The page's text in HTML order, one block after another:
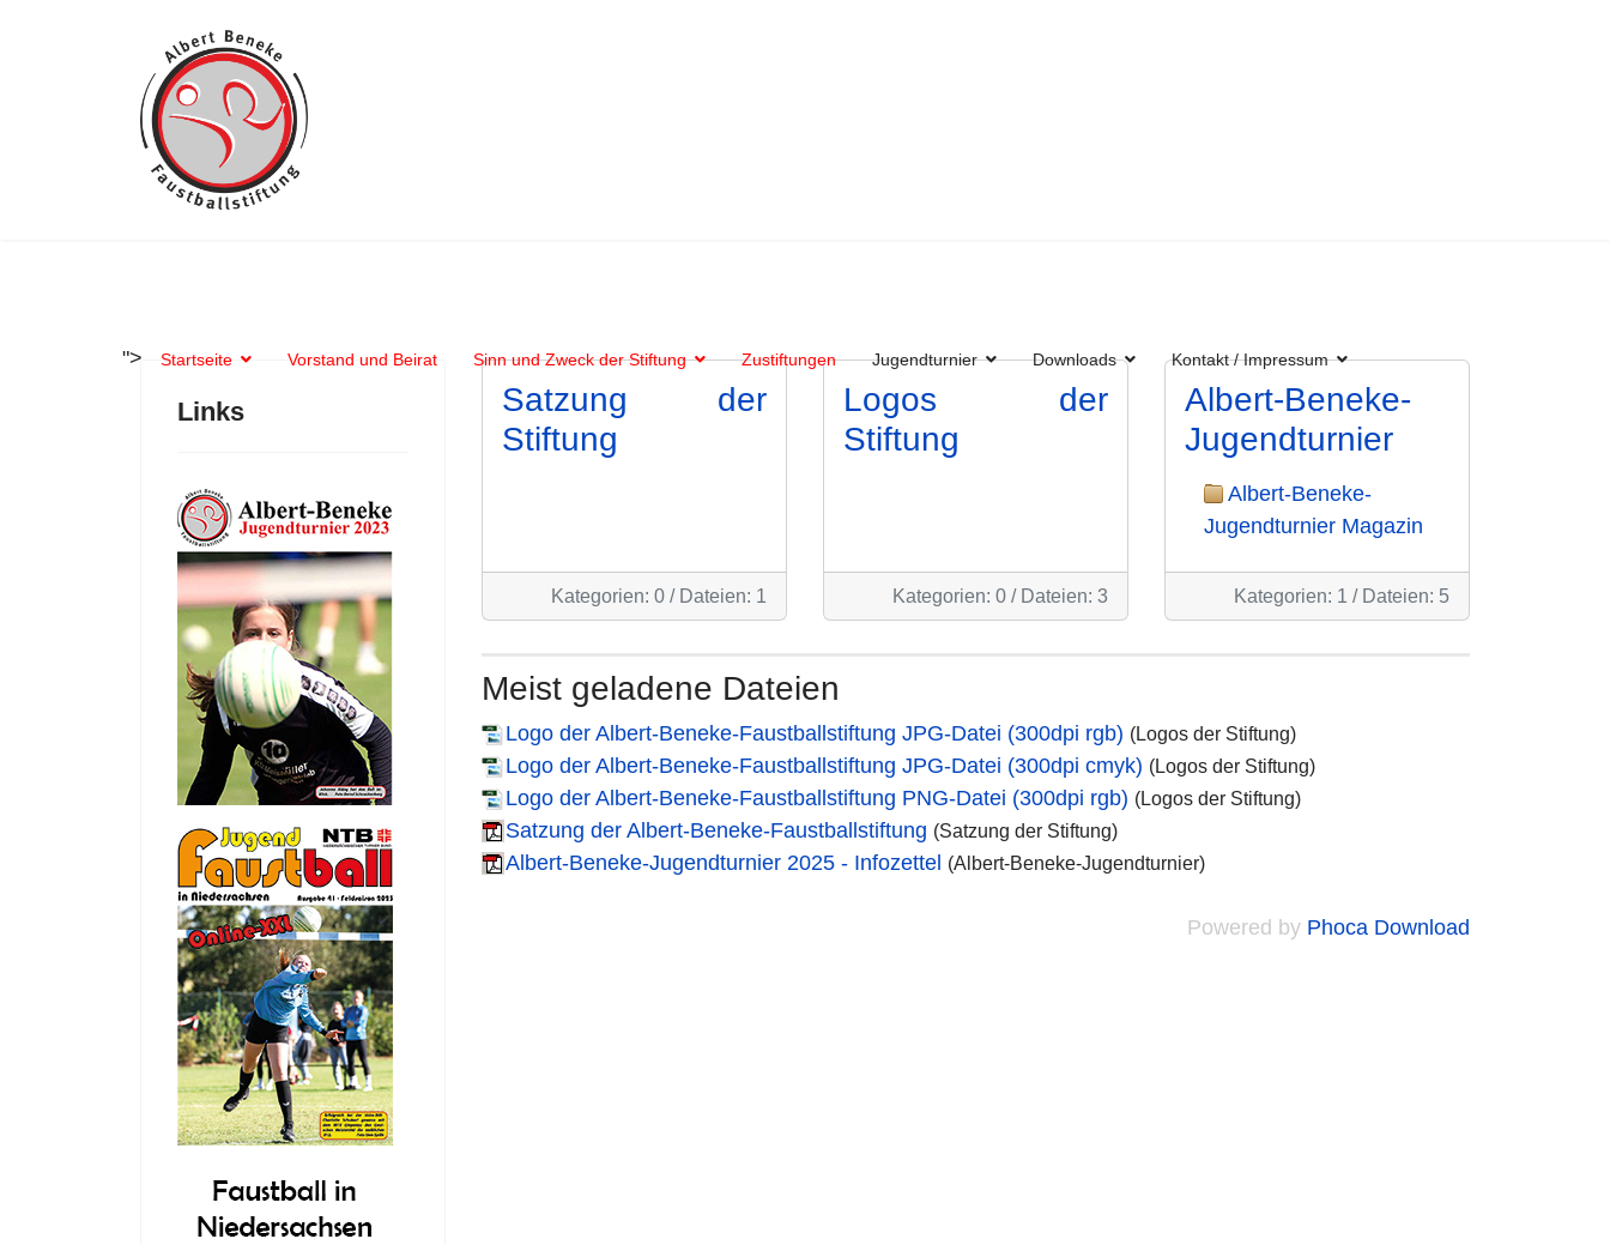
"> Startseite Vorstand und Beirat Sinn und Zweck der Stiftung Zustiftungen Jugendturnier Downloads Kontakt / Impressum
Links
Satzung der
Stiftung
Kategorien: 0/ Dateien: 1
Logos der
Stiftung
Kategorien: 0/ Dateien: 3
Albert-Beneke-
Jugendturnier
Albert-Beneke-
Jugendturnier Magazin
Kategorien: 1 / Dateien: 5
Meist geladene Dateien
Logo der Albert-Beneke-Faustballstiftung JPG-Datei (300dpi rgb) (Logos der Stiftung)
Logo der Albert-Beneke-Faustballstiftung JPG-Datei (300dpi cmyk) (Logos der Stiftung)
Logo der Albert-Beneke-Faustballstiftung PNG-Datei (300dpi rgb) (Logos der Stiftung)
Satzung der Albert-Beneke-Faustballstiftung (Satzung der Stiftung)
Albert-Beneke-Jugendturnier 2025 - Infozettel (Albert-Beneke-Jugendturnier)
Powered by Phoca Download